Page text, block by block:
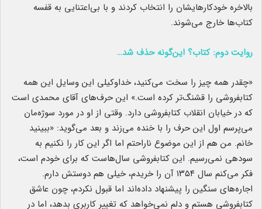
بالاخره خودکارهایشان را انتخاب کردند و با بی‌اعتنایی به قفسه
کتاب‌ها خارج می‌شوند.
روایت دوم: کتاب؟ این‌گونه حذف شد…
«چقدر همه چیز را سخت می‌کنید، خداوکیلی این وسایل این همه
کتابفروشی را قشنگ‌تر کرده است.» این حرف‌های آقای محمدی است
که در خیابان انقلاب کتابفروشی دارد. وقتی از او در مورد سوژه‌مان
می‌پرسم اول این حرف را با خنده می‌زند و بعد می‌گوید: «ببینید
خانم. من هم از این موضوع ناراحتم اما اگر این کار را نکنیم به
سودهی نمی‌رسیم. این کتابفروشی سال‌هاست که برای خودم است،
فکر می‌کنم سال ۱۳۵۴ آن را خریدم، خیلی هم دوستش دارم.
اجاره‌های سنگین را پیشنهاد داده‌اند اما قبول نکردم، چون عاشق
کتابفروشی هستم و دلم نمی‌خواهد که تغییر کاربری بدهد، اما در